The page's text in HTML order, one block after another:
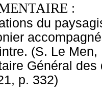
:
du
(S. Le
Général
p. 332)